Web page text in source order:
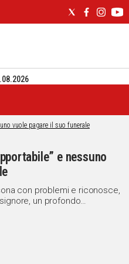
e nessuno
con problemi e riconosce,
un profondo